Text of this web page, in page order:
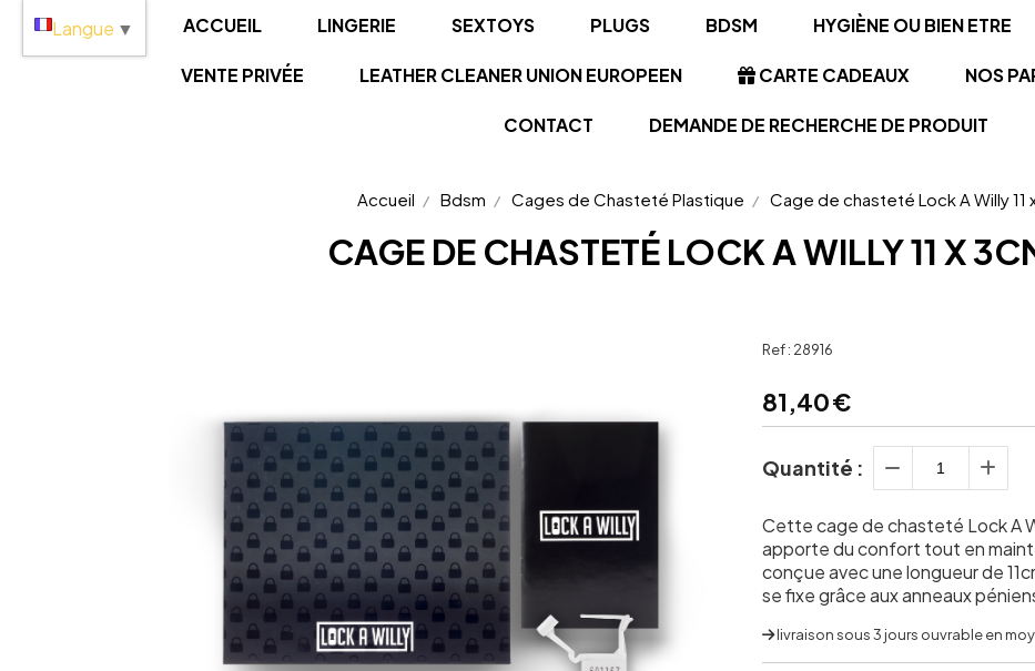
ACCUEIL LINGERIE SEXTOYS PLUGS BDSM HYGIÈNE OU BIEN ETRE
VENTE PRIVÉE LEATHER CLEANER UNION EUROPEEN CARTE CADEAUX NOS
CONTACT DEMANDE DE RECHERCHE DE PRODUIT
Accueil Bdsm Cages de Chasteté Plastique Cage de chasteté Lock A Willy 11
CAGE DE CHASTETÉ LOCK A WILLY 11 X
Ref : 28916
81,40€
Quantité :
Cette cage de chasteté Lock A
apporte du confort tout en
conçue avec une longueur de
se fixe grâce aux anneaux
livraison sous 3 jours ouvrable en
Langue ▼